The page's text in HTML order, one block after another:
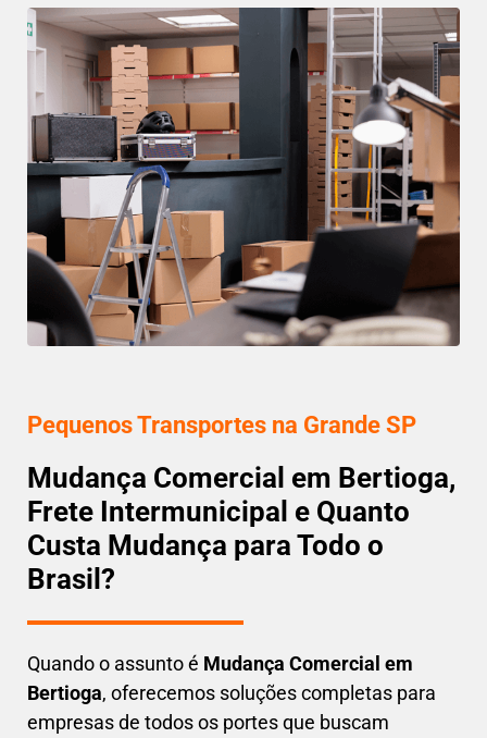
Pequenos Transportes na Grande SP
Mudança Comercial em Bertioga,
Frete Intermunicipal e Quanto
Custa Mudança para Todo o
Brasil?
Quando o assunto é Mudança Comercial em
Bertioga, oferecemos soluções completas para
empresas de todos os portes que buscam